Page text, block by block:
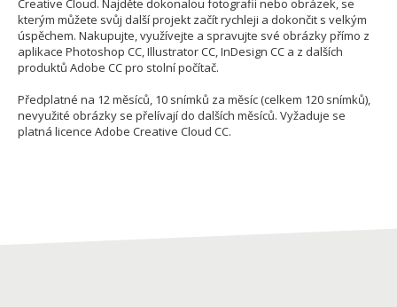
Creative Cloud. Najděte dokonalou fotografii nebo obrázek, se
kterým můžete svůj další projekt začít rychleji a dokončit s velkým
úspěchem. Nakupujte, využívejte a spravujte své obrázky přímo z
aplikace Photoshop CC, Illustrator CC, InDesign CC a z dalších
produktů Adobe CC pro stolní počítač.
Předplatné na 12 měsíců, 10 snímků za měsíc (celkem 120 snímků),
nevyužité obrázky se přelívají do dalších měsíců. Vyžaduje se
platná licence Adobe Creative Cloud CC.